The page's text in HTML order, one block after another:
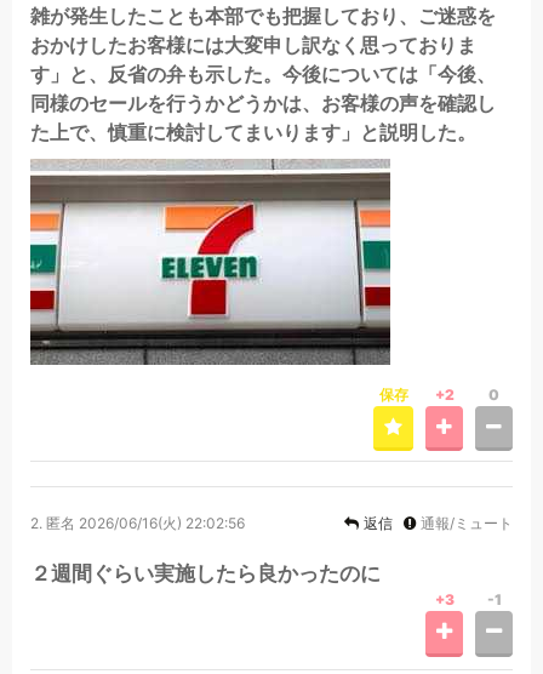
雑が発生したことも本部でも把握しており、ご迷惑を
おかけしたお客様には大変申し訳なく思っておりま
す」と、反省の弁も示した。今後については「今後、
同様のセールを行うかどうかは、お客様の声を確認し
た上で、慎重に検討してまいります」と説明した。
保存 +2 0
2. 匿名 2026/06/16(火) 22:02:56 返信 通報/ミュート
２週間ぐらい実施したら良かったのに
+3 -1